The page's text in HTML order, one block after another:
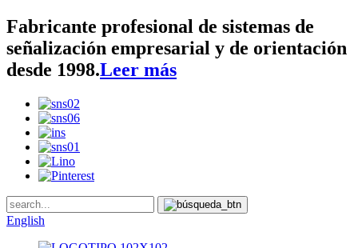
Fabricante profesional de sistemas de
señalización empresarial y de orientación
desde 1998.Leer más
English